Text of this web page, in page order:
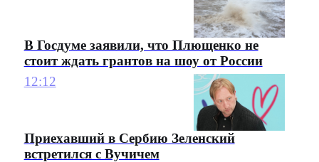
В Госдуме заявили, что Плющенко не
стоит ждать грантов на шоу от России
12:12
Приехавший в Сербию Зеленский
встретился с Вучичем